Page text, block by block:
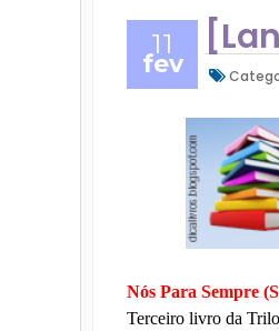
11
fev
Nós Para Sempre
Terceiro livro da